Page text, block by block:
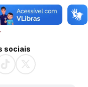
sociais